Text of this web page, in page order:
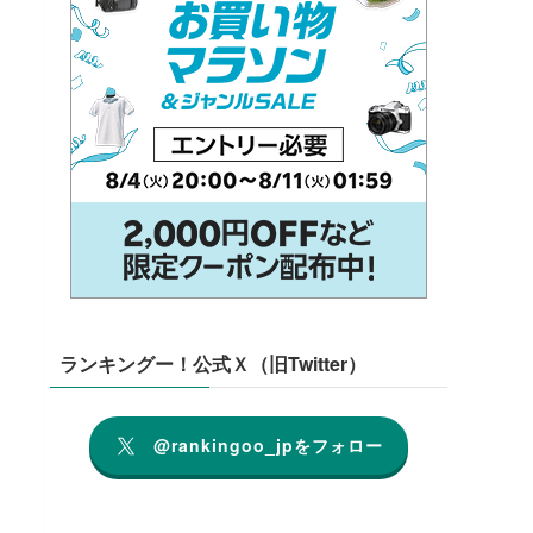
ランキングー！公式Ｘ（旧Twitter）
@rankingoo_jpをフォロー